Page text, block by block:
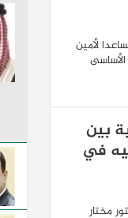
لأمين
ينظم 11 فعالية بين
في
مختار